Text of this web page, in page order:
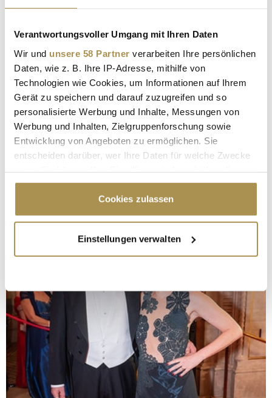
Verantwortungsvoller Umgang mit Ihren Daten
Wir und unsere 58 Partner verarbeiten Ihre persönlichen
Daten, wie z. B. Ihre IP-Adresse, mithilfe von
Technologien wie Cookies, um Informationen auf Ihrem
Gerät zu speichern und darauf zuzugreifen und so
personalisierte Werbung und Inhalte, Messungen von
Werbung und Inhalten, Zielgruppenforschung sowie
Entwicklung von Angeboten zu ermöglichen. Sie
entscheiden darüber, wer Ihre Daten für welche Zwecke
Cookie-Erklärung oder durch Klicken auf das Privacy
Trigger Symbol ändern oder widerrufen
Informationen über Ihre geografische Lage
erfassen, welche bis auf einige Meter genau sein
bestimmten Merkmalen (Fingerprinting) identifizieren
Erfahren Sie mehr darüber, wie Ihre persönlichen Daten
verarbeitet werden, und legen Sie Ihre Präferenzen im
Abschnitt Einzelheiten
fest.
Wir verwenden Cookies, um Inhalte und Anzeigen zu
personalisieren, Funktionen für soziale Medien anbieten
Cookies zulassen
Einstellungen verwalten